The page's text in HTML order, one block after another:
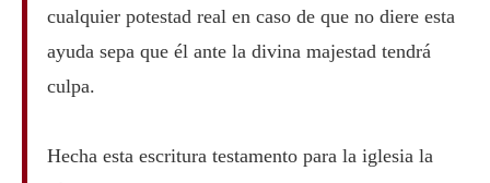
cualquier potestad real en caso de que no diere esta
ayuda sepa que él ante la divina majestad tendrá
culpa.
Hecha esta escritura testamento para la iglesia la